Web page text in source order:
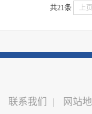
共21条 上页
联系我们 | 网站